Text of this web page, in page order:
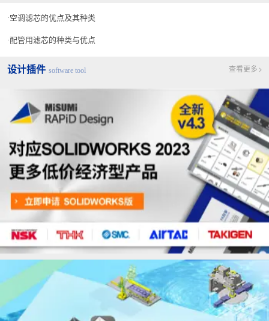
空调滤芯的优点及其种类
配管用滤芯的种类与优点
设计插件 software tool 查看更多